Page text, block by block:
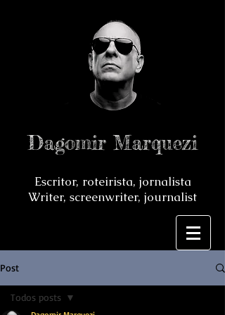
Dagomir Marquezi
Escritor, roteirista, jornalista
Writer, screenwriter, journalist
Post
Todos posts